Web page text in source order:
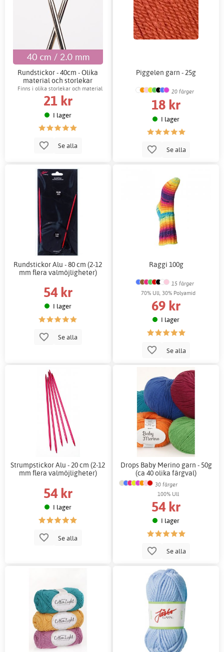
Rundstickor - 40cm - Olika
material och storlekar
Finns i olika storlekar och material
21 kr
I lager
Se alla
Piggelen garn - 25g
20 färger
18 kr
I lager
Se alla
Rundstickor Alu - 80 cm (2-12
mm flera valmöjligheter)
54 kr
I lager
Se alla
Raggi 100g
15 färger
70% Ull, 30% Polyamid
69 kr
I lager
Se alla
Strumpstickor Alu - 20 cm (2-12
mm flera valmöjligheter)
54 kr
I lager
Se alla
Drops Baby Merino garn - 50g
(ca 40 olika färgval)
30 färger
100% Ull
54 kr
I lager
Se alla